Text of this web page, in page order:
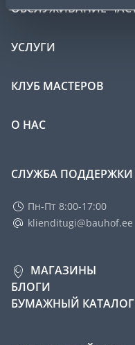
ОБСЛУЖИВАНИЕ
УСЛУГИ
КЛУБ МАСТЕРОВ
О НАС
СЛУЖБА
Пн-Пт 8:00-17:00
klienditugi@bauhof.ee
МАГАЗИНЫ
БЛОГИ
БУМАЖНЫЙ КАТАЛОГ